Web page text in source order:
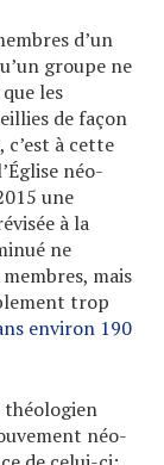
d’un
groupe ne
les
de façon
à cette
néo-
une
à la
ne
mais
trop
environ 190
théologien
néo-